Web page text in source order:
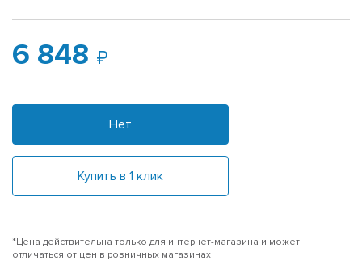
6 848
Нет
Купить в 1 клик
*Цена действительна только для интернет-магазина и может
отличаться от цен в розничных магазинах